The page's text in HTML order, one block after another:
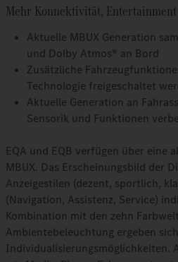
Mehr Konnektivität,
Aktuelle MBUX Generation
und Dolby Atmos® an Bord
Zusätzliche
Technologie freigeschaltet
Aktuelle Generation an
Sensorik und Funktionen
EQA und EQB verfügen über eine
MBUX. Das Erscheinungsbild der
Anzeigestilen (dezent, sportlich,
(Navigation, Assistenz, Service)
Kombination mit den zehn
Ambientebeleuchtung ergeben
Individualisierungsmöglichkeiten.